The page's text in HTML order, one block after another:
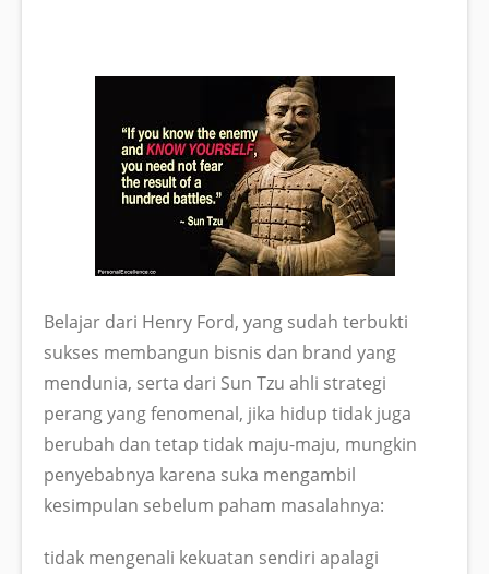
Belajar dari Henry Ford, yang sudah terbukti
sukses membangun bisnis dan brand yang
mendunia, serta dari Sun Tzu ahli strategi
perang yang fenomenal, jika hidup tidak juga
berubah dan tetap tidak maju-maju, mungkin
penyebabnya karena suka mengambil
kesimpulan sebelum paham masalahnya:
tidak mengenali kekuatan sendiri apalagi